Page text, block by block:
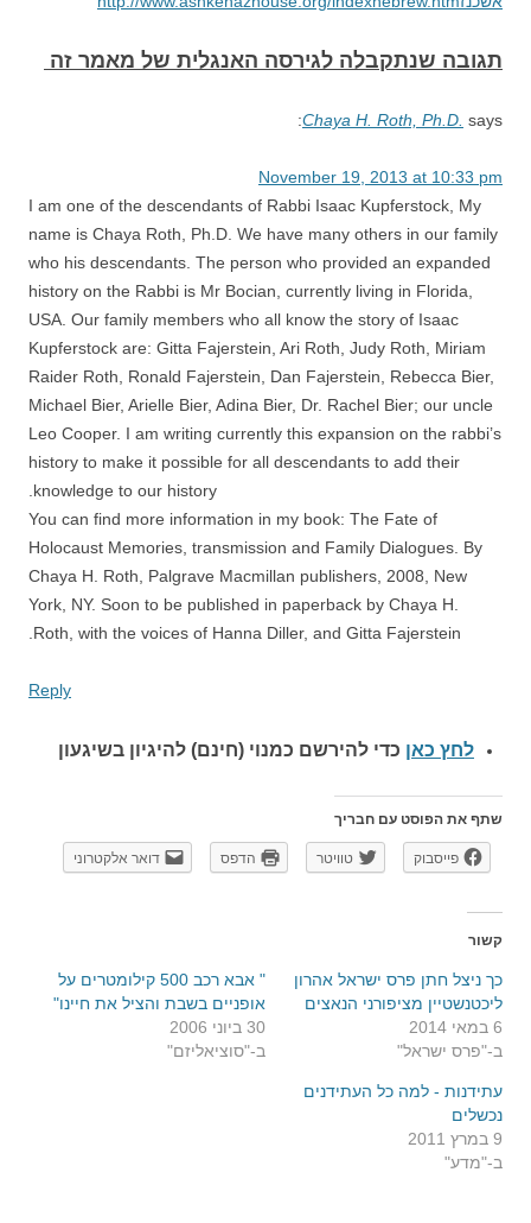
תגובה שנתקבלה לגירסה האנגלית של מאמר זה
Chaya H. Roth, Ph.D. says:
November 19, 2013 at 10:33 pm
I am one of the descendants of Rabbi Isaac Kupferstock, My
name is Chaya Roth, Ph.D. We have many others in our family
who his descendants. The person who provided an expanded
history on the Rabbi is Mr Bocian, currently living in Florida,
USA. Our family members who all know the story of Isaac
Kupferstock are: Gitta Fajerstein, Ari Roth, Judy Roth, Miriam
Raider Roth, Ronald Fajerstein, Dan Fajerstein, Rebecca Bier,
Michael Bier, Arielle Bier, Adina Bier, Dr. Rachel Bier; our uncle
Leo Cooper. I am writing currently this expansion on the rabbi’s
history to make it possible for all descendants to add their
knowledge to our history.
You can find more information in my book: The Fate of
Holocaust Memories, transmission and Family Dialogues. By
Chaya H. Roth, Palgrave Macmillan publishers, 2008, New
York, NY. Soon to be published in paperback by Chaya H.
Roth, with the voices of Hanna Diller, and Gitta Fajerstein.
Reply
לחץ כאן כדי להירשם כמנוי (חינם) להיגיון בשיגעון
שתף את הפוסט עם חבריך
פייסבוק טוויטר הדפס דואר אלקטרוני
קשור
כך ניצל חתן פרס ישראל אהרון
ליכטנשטיין מציפורני הנאצים
6 במאי 2014
ב-"פרס ישראל"
" אבא רכב 500 קילומטרים על
אופניים בשבת והציל את חיינו"
30 ביוני 2006
ב-"סוציאליזם"
עתידנות - למה כל העתידנים
נכשלים
9 במרץ 2011
ב-"מדע"